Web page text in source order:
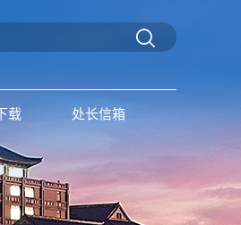
载 处长信箱